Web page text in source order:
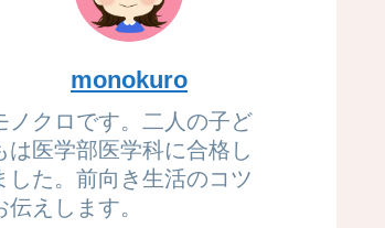
monokuro
ノクロです。二人の子ど
は医学部医学科に合格し
した。前向き生活のコツ
伝えします。